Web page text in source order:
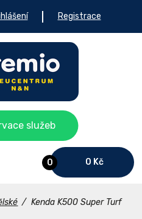
Registrace
0 0 Kč
služeb
/ Kenda K500 Super Turf